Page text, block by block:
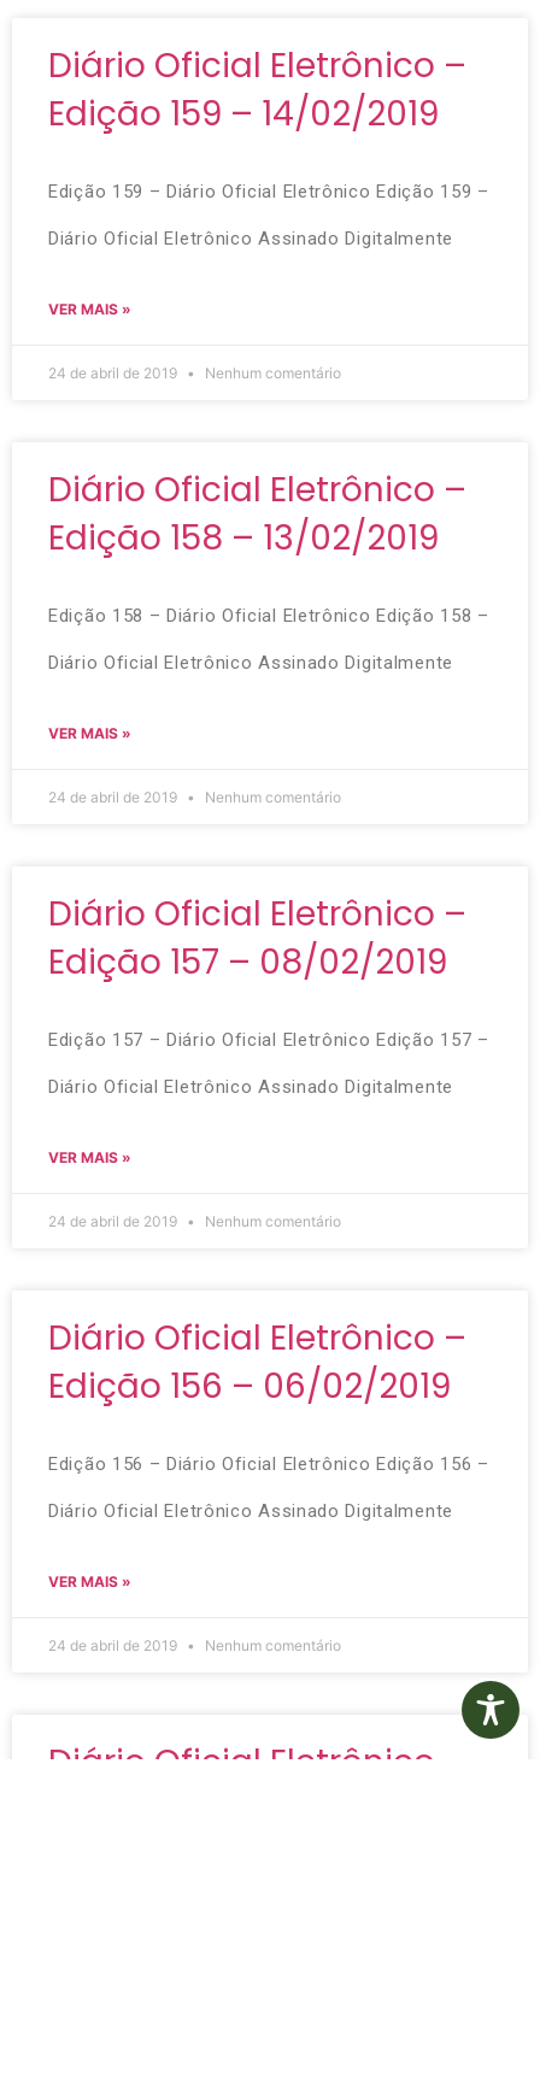
Diário Oficial Eletrônico –
Edição 159 – 14/02/2019
Edição 159 – Diário Oficial Eletrônico Edição 159 –
Diário Oficial Eletrônico Assinado Digitalmente
VER MAIS »
24 de abril de 2019 Nenhum comentário
Diário Oficial Eletrônico –
Edição 158 – 13/02/2019
Edição 158 – Diário Oficial Eletrônico Edição 158 –
Diário Oficial Eletrônico Assinado Digitalmente
VER MAIS »
24 de abril de 2019 Nenhum comentário
Diário Oficial Eletrônico –
Edição 157 – 08/02/2019
Edição 157 – Diário Oficial Eletrônico Edição 157 –
Diário Oficial Eletrônico Assinado Digitalmente
VER MAIS »
24 de abril de 2019 Nenhum comentário
Diário Oficial Eletrônico –
Edição 156 – 06/02/2019
Edição 156 – Diário Oficial Eletrônico Edição 156 –
Diário Oficial Eletrônico Assinado Digitalmente
VER MAIS »
24 de abril de 2019 Nenhum comentário
Diário Oficial Eletrônico –